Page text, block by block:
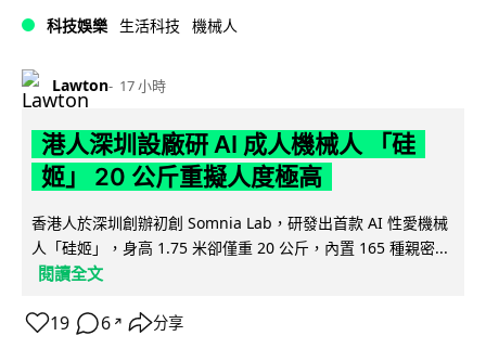
科技娛樂 生活科技 機械人
Lawton 17 小時
港人深圳設廠研 AI 成人機械人 「硅
姬」 20 公斤重擬人度極高
香港人於深圳創辦初創 Somnia Lab，研發出首款 AI 性愛機械
人「硅姬」，身高 1.75 米卻僅重 20 公斤，內置 165 種親密...
閱讀全文
19 6 ↗ 分享